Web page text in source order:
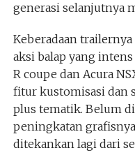
generasi selanjutnya
Keberadaan
aksi balap yang
R coupe dan Acura
fitur kustomisasi dan
plus tematik. Belum
peningkatan
ditekankan lagi dari